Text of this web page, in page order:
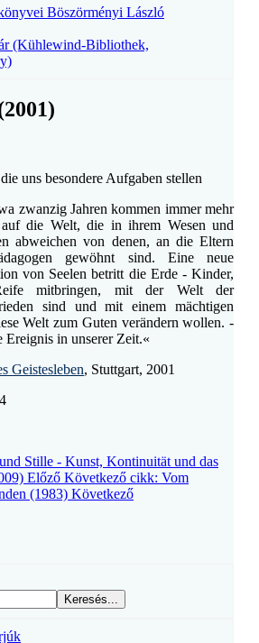
Böszörményi László
(Kühlewind-Bibliothek,
uns besondere Aufgaben stellen
zwanzig Jahren kommen immer mehr
die Welt, die in ihrem Wesen und
abweichen von denen, an die Eltern
gewöhnt sind. Eine neue
von Seelen betritt die Erde - Kinder,
mitbringen, mit der Welt der
sind und mit einem mächtigen
Welt zum Guten verändern wollen. -
Ereignis in unserer Zeit.«
Geistesleben, Stuttgart, 2001
Stille - Kunst, Kontinuität und das
Előző Következő cikk: Vom
(1983) Következő
Keresés...